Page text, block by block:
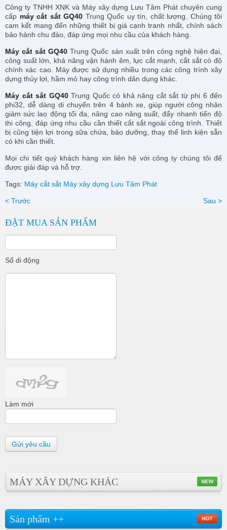
Công ty TNHH XNK và Máy xây dựng Lưu Tâm Phát chuyên cung
cấp máy cắt sắt GQ40 Trung Quốc uy tín, chất lượng. Chúng tôi
cam kết mang đến những thiết bị giá cạnh tranh nhất, chính sách
bảo hành chu đáo, đáp ứng mọi nhu cầu của khách hàng.
Máy cắt sắt GQ40 Trung Quốc sản xuất trên công nghệ hiện đại,
công suất lớn, khả năng vận hành êm, lực cắt mạnh, cắt sắt có độ
chính xác cao. Máy được sử dụng nhiều trong các công trình xây
dựng thủy lợi, hầm mỏ hay công trình dân dụng khác.
Máy cắt sắt GQ40Trung Quốc có khả năng cắt sắt từ phi 6 đến
phi32, dễ dàng di chuyển trên 4 bánh xe, giúp người công nhân
giảm sức lao động tối đa, nâng cao năng suất, đẩy nhanh tiến độ
thi công, đáp ứng nhu cầu cần thiết cắt sắt ngoài công trình. Thiết
bị cũng tiện lợi trong sữa chửa, bảo dưỡng, thay thế linh kiện sẵn
có khi cần thiết.
Mọi chi tiết quý khách hàng xin liên hệ với công ty chúng tôi để
được giải đáp và hỗ trợ.
Tags: Máy cắt sắt Máy xây dựng Lưu Tâm Phát
< Trước Sau >
ĐẶT MUA SẢN PHẨM
Số di động
Làm mới
Gửi yêu cầu
MÁY XÂY DỰNG KHÁC
Sản phẩm ++